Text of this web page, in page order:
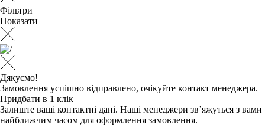
Фільтри
Показати
Дякуємо!
Замовлення успішно відправлено, очікуйте контакт менеджера.
Придбати в 1 клік
Залиште ваші контактні дані. Наші менеджери зв’яжуться з вами
найближчим часом для оформлення замовлення.